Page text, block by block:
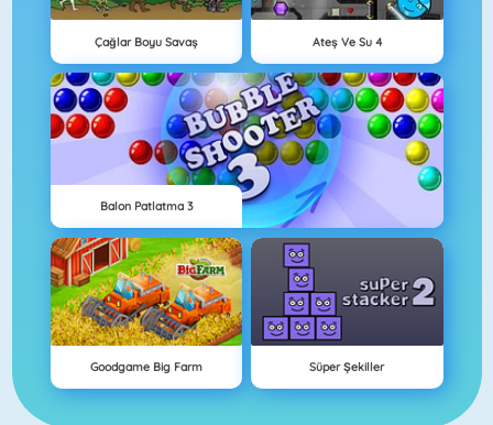
Çağlar Boyu Savaş Ateş Ve Su 4
Balon Patlatma 3
Goodgame Big Farm Süper Şekiller